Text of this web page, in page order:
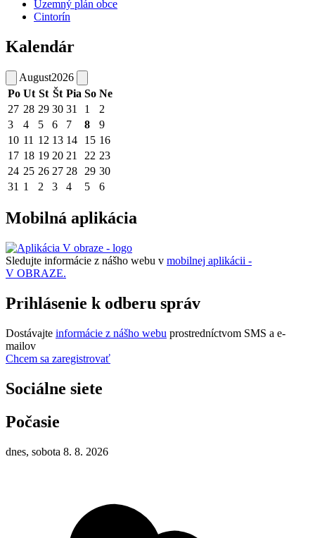
Územný plán obce
Cintorín
Kalendár
August2026
Po Ut St Št Pia So Ne
27 28 29 30 31 1
2
3
4 5 6 7 8
9
10 11 12 13 14 15 16
17 18 19 20 21 22 23
24 25 26 27 28 29 30
31 1 2 3 4 5 6
Mobilná aplikácia
Sledujte informácie z nášho webu v mobilnej aplikácii -
V OBRAZE.
Prihlásenie k odberu správ
Dostávajte informácie z nášho webu prostredníctvom SMS a e-
mailov
Chcem sa zaregistrovať
Sociálne siete
Počasie
dnes, sobota 8. 8. 2026